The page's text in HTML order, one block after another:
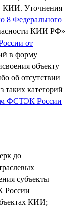
КИИ. Уточнения
8 Федерального
КИИ РФ»
от
в форму
объекту
об отсутствии
таких категорий
ФСТЭК России
до
субъекты
России
КИИ;